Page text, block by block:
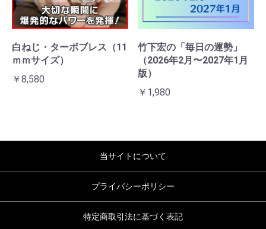
白ねじ・ターボブレス（11
ｍｍサイズ）
￥8,580
竹下宏の「毎日の運勢」
（2026年2月〜2027年1月
版）
￥1,980
当サイトについて
プライバシーポリシー
特定商取引法に基づく表記